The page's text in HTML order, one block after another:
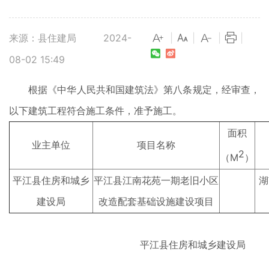
来源：县住建局
2024-
08-02 15:49
根据《中华人民共和国建筑法》第八条规定，经审查，
以下建筑工程符合施工条件，准予施工。
业主单位 项目名称
面积
（M2）
平江县住房和城乡
建设局
平江县江南花苑一期老旧小区
改造配套基础设施建设项目
平江县住房和城乡建设局